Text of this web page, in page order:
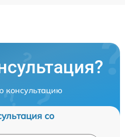
консультацию
со